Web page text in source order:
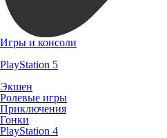
Игры и консоли
PlayStation 5
Экшен
Ролевые игры
Приключения
Гонки
PlayStation 4